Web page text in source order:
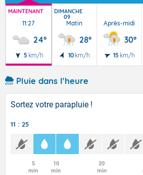
MAINTENANT
11:27
24°
5 km/h
DIMANCHE
09
Matin
28°
10 km/h
Après-midi
30°
15 km/h
Pluie dans l'heure
Sortez votre parapluie !
11 : 25
5
min
10
min
20
min